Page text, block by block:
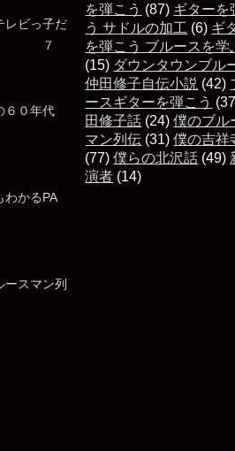
レビっ子だ
７
６０年代
わかるPA
ースマン列
を弾こう (87) ギターを
う サドルの加工 (6) ギ
を弾こう ブルースを学
(15) ダウンタウンブル
仲田修子自伝小説 (42)
ースギターを弾こう
田修子話 (24)僕のブル
マン列伝 (31)僕の吉祥
(77)僕らの北沢話 (49)
演者 (14)